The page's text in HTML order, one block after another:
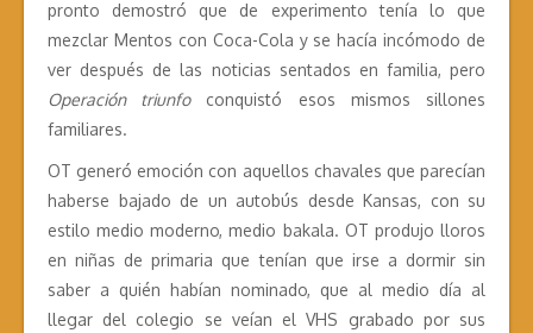
pronto demostró que de experimento tenía lo que
mezclar Mentos con Coca-Cola y se hacía incómodo de
ver después de las noticias sentados en familia, pero
Operación triunfoconquistó esos mismos sillones
familiares.
OT generó emoción con aquellos chavales que parecían
haberse bajado de un autobús desde Kansas, con su
estilo medio moderno, medio bakala. OT produjo lloros
en niñas de primaria que tenían que irse a dormir sin
saber a quién habían nominado, que al medio día al
llegar del colegio se veían el VHS grabado por sus